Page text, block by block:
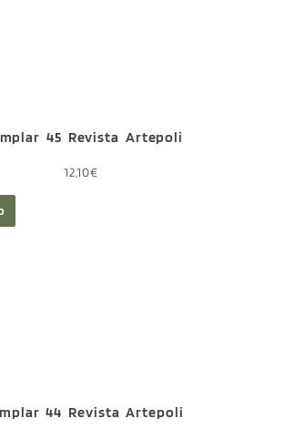
45 Revista Artepoli
12,10€
44 Revista Artepoli